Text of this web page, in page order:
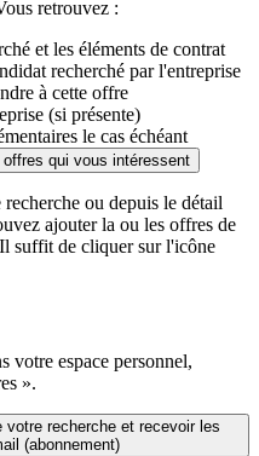
retrouvez :
et les éléments de contrat
recherché par l'entreprise
à cette offre
(si présente)
le cas échéant
qui vous intéressent
ou depuis le détail
ajouter la ou les offres de
suffit de cliquer sur l'icône
votre espace personnel,
».
recherche et recevoir les
(abonnement)